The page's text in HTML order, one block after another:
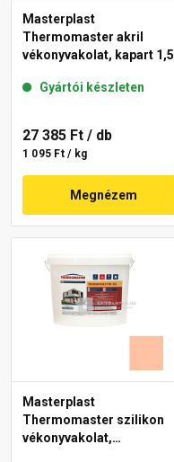
Masterplast
Thermomaster akril
vékonyvakolat, kapart 1,5
Gyártói készleten
27 385 Ft / db
1 095 Ft / kg
Megnézem
Masterplast
Thermomaster szilikon
vékonyvakolat,